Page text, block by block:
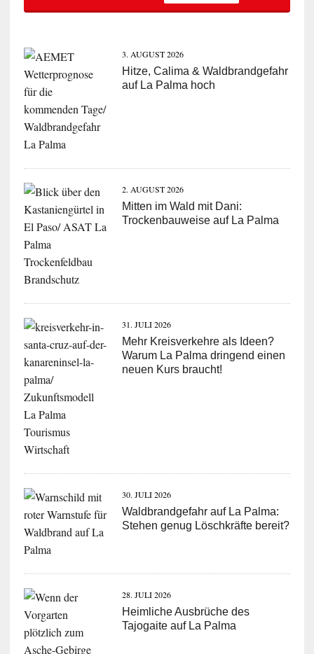
3. AUGUST 2026
Hitze, Calima & Waldbrandgefahr
auf La Palma hoch
2. AUGUST 2026
Mitten im Wald mit Dani:
Trockenbauweise auf La Palma
31. JULI 2026
Mehr Kreisverkehre als Ideen?
Warum La Palma dringend einen
neuen Kurs braucht!
30. JULI 2026
Waldbrandgefahr auf La Palma:
Stehen genug Löschkräfte bereit?
28. JULI 2026
Heimliche Ausbrüche des
Tajogaite auf La Palma